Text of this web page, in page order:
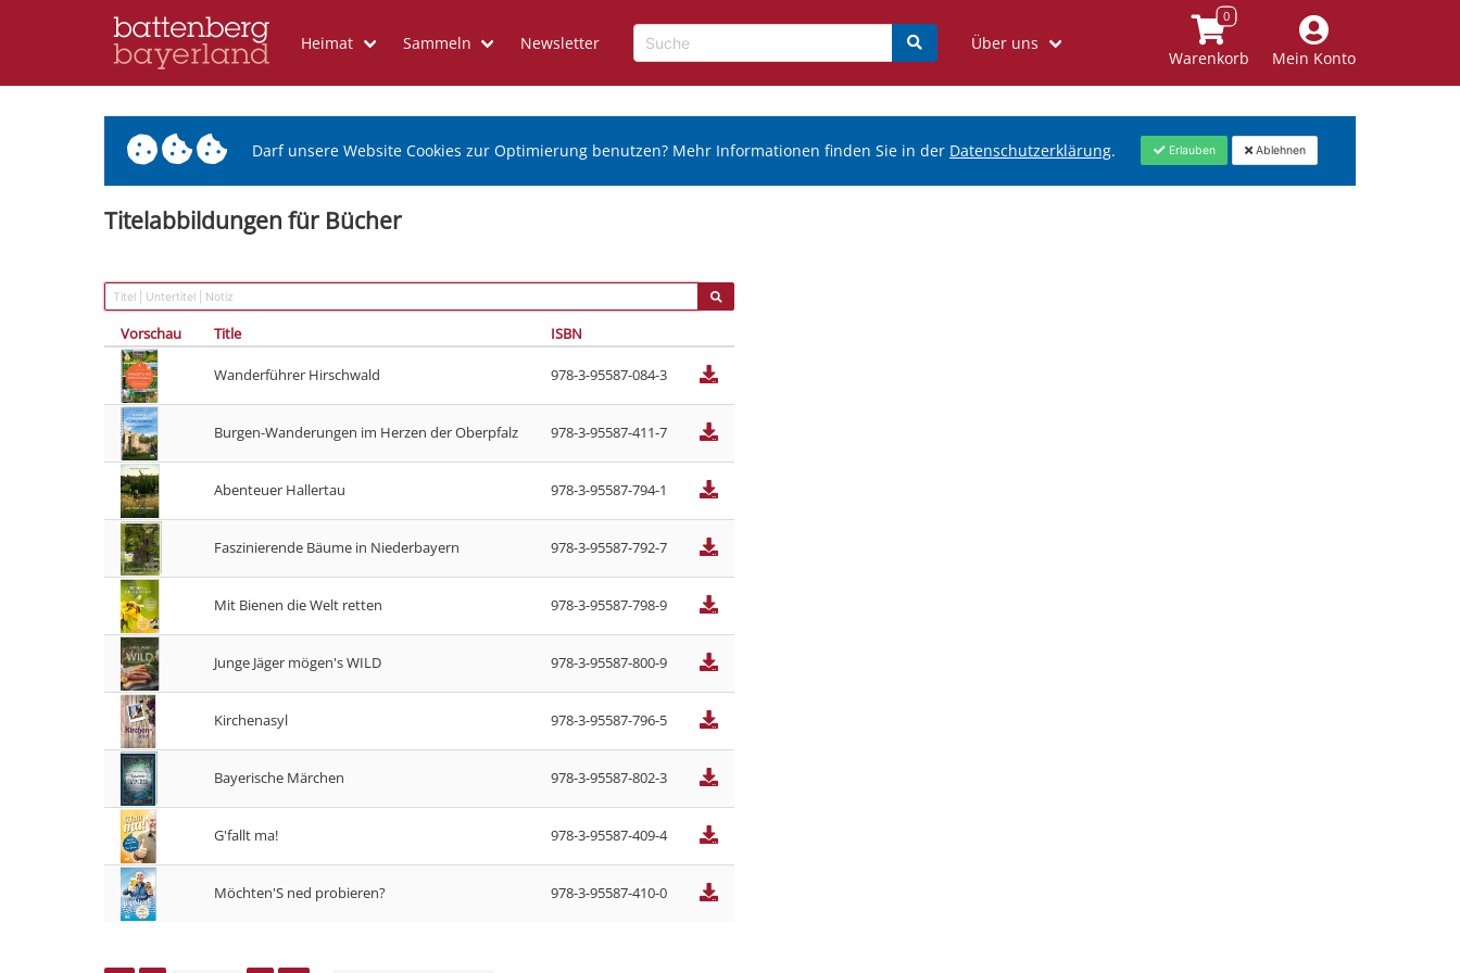
Heimat Sammeln Newsletter Über uns
Warenkorb Mein Konto
Darf unsere Website Cookies zur Optimierung benutzen? Mehr Informationen finden Sie in der Datenschutzerklärung. Erlauben Ablehnen
Titelabbildungen für Bücher
Vorschau Title ISBN
Wanderführer Hirschwald 978-3-95587-084-3
Burgen-Wanderungen im Herzen der Oberpfalz 978-3-95587-411-7
Abenteuer Hallertau 978-3-95587-794-1
Faszinierende Bäume in Niederbayern 978-3-95587-792-7
Mit Bienen die Welt retten 978-3-95587-798-9
Junge Jäger mögen's WILD 978-3-95587-800-9
Kirchenasyl 978-3-95587-796-5
Bayerische Märchen 978-3-95587-802-3
G'fallt ma! 978-3-95587-409-4
Möchten'S ned probieren? 978-3-95587-410-0